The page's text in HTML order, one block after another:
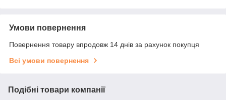
Умови повернення
Повернення товару впродовж 14 днів за рахунок покупця
Всі умови повернення
Подібні товари компанії